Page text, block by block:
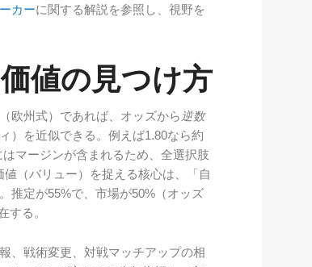
カーに関する解説を参照し、視野を
値の見つけ方
欧州式）であれば、オッズから 逆数
）を近似できる。例えば1.80なら約
マージンが含まれるため、全選択肢
（バリュー）を捉える核心は、「自
推定が55%で、市場が50%（オッズ
する。
、戦術変更、対戦マッチアップの相